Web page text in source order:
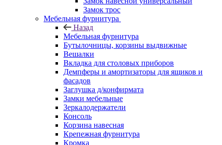
Замок трос
Мебельная фурнитура
Назад
Мебельная фурнитура
Бутылочницы, корзины выдвижные
Вешалки
Вкладка для столовых приборов
Демпферы и амортизаторы для ящиков и
фасадов
Заглушка д/конфирмата
Замки мебельные
Зеркалодержатели
Консоль
Корзина навесная
Крепежная фурнитура
Кромка